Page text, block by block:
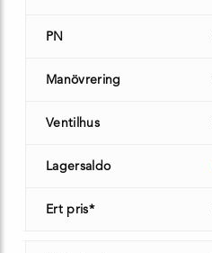
PN
Manövrering
Ventilhus
Lagersaldo
Ert pris*